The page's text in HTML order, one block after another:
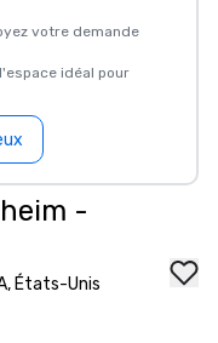
votre demande
idéal pour
-
États-Unis